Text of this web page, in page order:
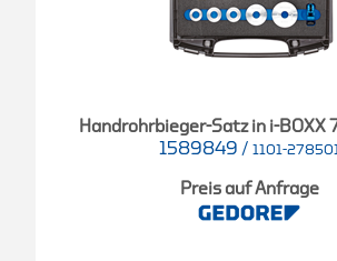
Handrohrbieger-Satz in i-BOXX
1589849 / 1101-278501
Preis auf Anfrage